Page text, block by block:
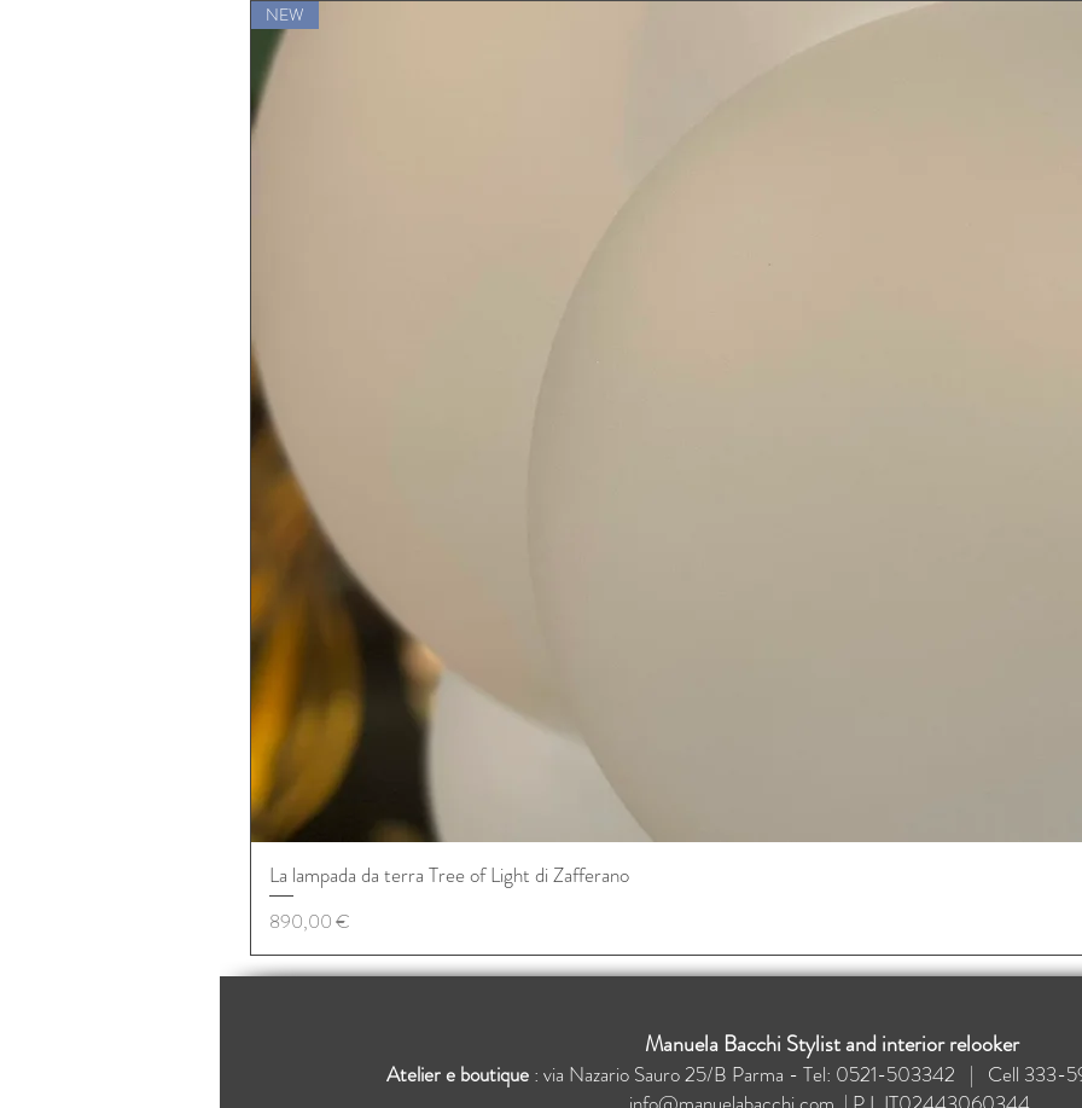
NEW
La lampada da terra Tree of Light di Zafferano
Prezzo
890,00 €
Manuela Bacchi Stylist and interior relooker
Atelier e boutique : via Nazario Sauro 25/B Parma - Tel: 0521-503342 | Cell 333-